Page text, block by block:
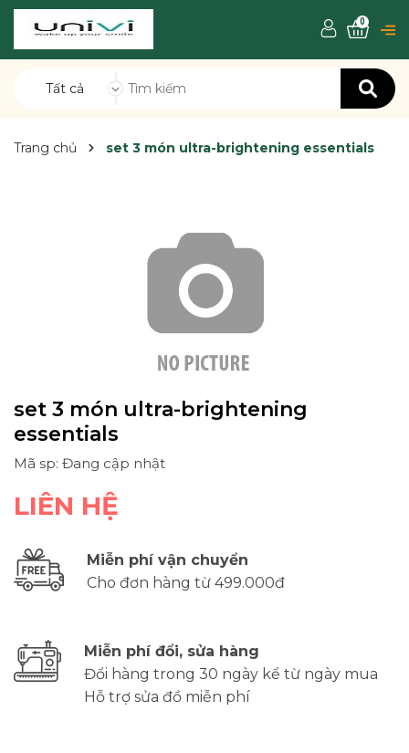
Tất cả
0
Trang chủ set 3 món ultra-brightening essentials
set 3 món ultra-brightening
essentials
Mã sp: Đang cập nhật
LIÊN HỆ
Miễn phí vận chuyển
Cho đơn hàng từ 499.000đ
Miễn phí đổi, sửa hàng
Đổi hàng trong 30 ngày kể từ ngày mua
Hỗ trợ sửa đồ miễn phí